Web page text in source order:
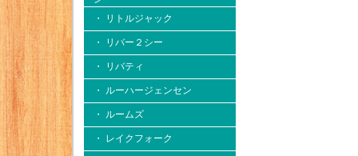
・ リトルジャック
・ リバー２シー
・ リバティ
・ ルーハージェンセン
・ ルームズ
・ レイクフォーク